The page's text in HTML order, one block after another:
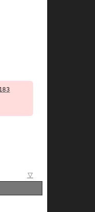
183
▽